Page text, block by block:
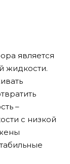
является
жидкости.
–
с низкой